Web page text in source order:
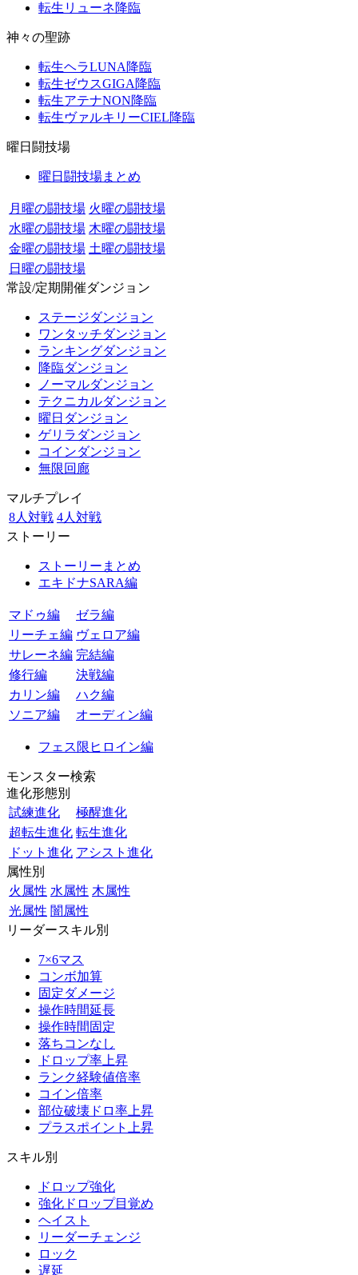
転生リューネ降臨
神々の聖跡
転生ヘラLUNA降臨
転生ゼウスGIGA降臨
転生アテナNON降臨
転生ヴァルキリーCIEL降臨
曜日闘技場
曜日闘技場まとめ
月曜の闘技場 火曜の闘技場
水曜の闘技場 木曜の闘技場
金曜の闘技場 土曜の闘技場
日曜の闘技場
常設/定期開催ダンジョン
ステージダンジョン
ワンタッチダンジョン
ランキングダンジョン
降臨ダンジョン
ノーマルダンジョン
テクニカルダンジョン
曜日ダンジョン
ゲリラダンジョン
コインダンジョン
無限回廊
マルチプレイ
8人対戦 4人対戦
ストーリー
ストーリーまとめ
エキドナSARA編
マドゥ編
ゼラ編
リーチェ編 ヴェロア編
サレーネ編 完結編
修行編
決戦編
カリン編
ハク編
ソニア編
オーディン編
フェス限ヒロイン編
モンスター検索
進化形態別
試練進化
極醒進化
超転生進化 転生進化
ドット進化 アシスト進化
属性別
火属性 水属性 木属性
光属性 闇属性
リーダースキル別
7×6マス
コンボ加算
固定ダメージ
操作時間延長
操作時間固定
落ちコンなし
ドロップ率上昇
ランク経験値倍率
コイン倍率
部位破壊ドロ率上昇
プラスポイント上昇
スキル別
ドロップ強化
強化ドロップ目覚め
ヘイスト
リーダーチェンジ
ロック
遅延